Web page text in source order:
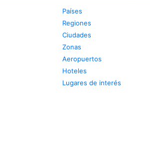
Países
Regiones
Ciudades
Zonas
Aeropuertos
Hoteles
Lugares de interés